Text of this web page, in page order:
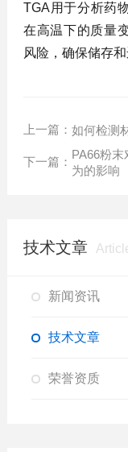
TGA用于分析药
在高温下的质量
风险，确保储存
上一篇： 如何检测
下一篇：
PA66粉
为的影响
技术文章
新闻资讯
技术文章
荣誉资质